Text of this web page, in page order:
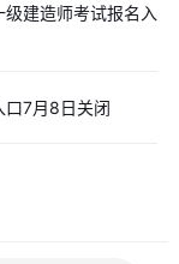
方可报名，通过应
册时增加执业专业
建造师考试报名入
口7月8日关闭